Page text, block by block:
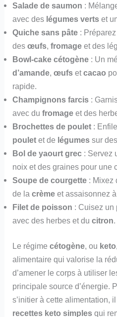
Salade de saumon :
avec des légumes verts et
Quiche sans pâte :
desœufs,fromage et des
Bowl-cake cétogène : Un
d’amande,œufs etcacao
rapide.
Champignons farcis :
avec dufromage et des
Brochettes de poulet :
poulet et de légumes sur
Bol de yaourt grec : Servez
noix et des graines pour une
Soupe de courgette : Mixez
de lacrème et assaisonnez
Filet de poisson : Cuisez un
avec des herbes et ducitron.
Le régimecétogène, ou keto
alimentaire qui valorise la
d’amener le corps à utiliser
principale source d’énergie.
s’initier à cette alimentation,
recettes keto simples qui